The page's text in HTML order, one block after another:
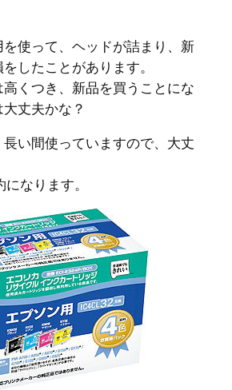
使って、ヘッドが詰まり、新
したことがあります。
くつき、新品を買うことにな
丈夫かな？
い間使っていますので、大丈
なります。